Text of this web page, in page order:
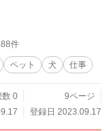
件
ペット 犬 仕事
数 0
9ページ
登録日 2023.09.17